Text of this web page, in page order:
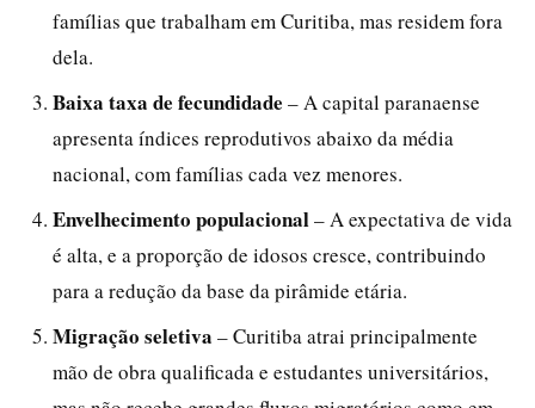
famílias que trabalham em Curitiba, mas residem fora
dela.
Baixa taxa de fecundidade – A capital paranaense
apresenta índices reprodutivos abaixo da média
nacional, com famílias cada vez menores.
Envelhecimento populacional– A expectativa de vida
é alta, e a proporção de idosos cresce, contribuindo
para a redução da base da pirâmide etária.
Migração seletiva – Curitiba atrai principalmente
mão de obra qualificada e estudantes universitários,